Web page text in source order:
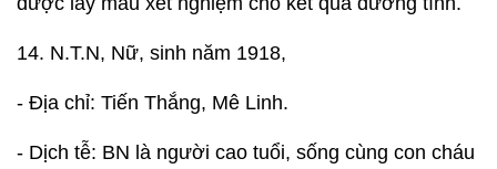
14. N.T.N, Nữ, sinh năm 1918,
- Địa chỉ: Tiến Thắng, Mê Linh.
- Dịch tễ: BN là người cao tuổi, sống cùng con cháu